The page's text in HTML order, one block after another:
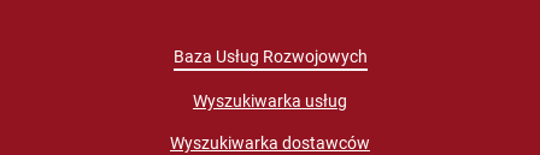
Baza Usług Rozwojowych
Wyszukiwarka usług
Wyszukiwarka dostawców